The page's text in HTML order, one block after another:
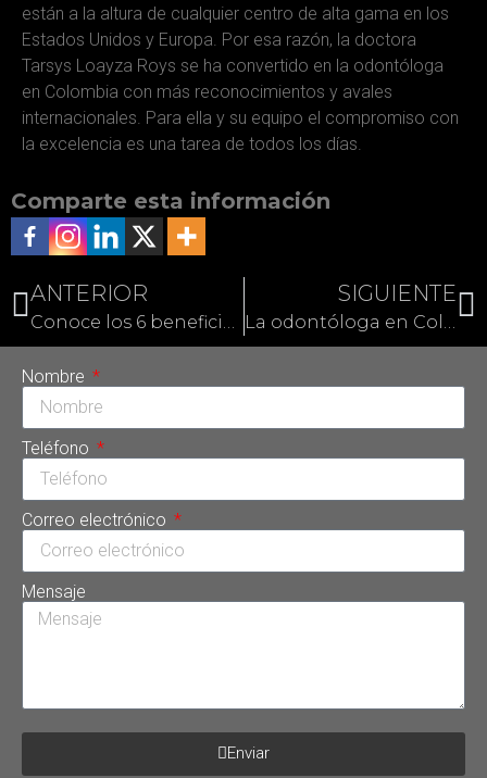
están a la altura de cualquier centro de alta gama en los
Estados Unidos y Europa. Por esa razón, la doctora
Tarsys Loayza Roys se ha convertido en la odontóloga
en Colombia con más reconocimientos y avales
internacionales. Para ella y su equipo el compromiso con
la excelencia es una tarea de todos los días.
Comparte esta información
ANTERIOR SIGUIENTE
Nombre
Teléfono
Correo electrónico
Mensaje
Enviar